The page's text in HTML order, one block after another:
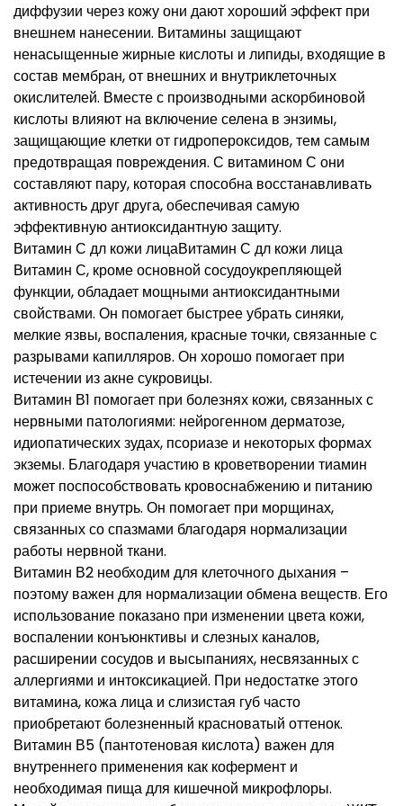
диффузии через кожу они дают хороший эффект при
внешнем нанесении. Витамины защищают
ненасыщенные жирные кислоты и липиды, входящие в
состав мембран, от внешних и внутриклеточных
окислителей. Вместе с производными аскорбиновой
кислоты влияют на включение селена в энзимы,
защищающие клетки от гидропероксидов, тем самым
предотвращая повреждения. С витамином С они
составляют пару, которая способна восстанавливать
активность друг друга, обеспечивая самую
эффективную антиоксидантную защиту.
Витамин С дл кожи лицаВитамин С дл кожи лица
Витамин С, кроме основной сосудоукрепляющей
функции, обладает мощными антиоксидантными
свойствами. Он помогает быстрее убрать синяки,
мелкие язвы, воспаления, красные точки, связанные с
разрывами капилляров. Он хорошо помогает при
истечении из акне сукровицы.
Витамин В1 помогает при болезнях кожи, связанных с
нервными патологиями: нейрогенном дерматозе,
идиопатических зудах, псориазе и некоторых формах
экземы. Благодаря участию в кроветворении тиамин
может поспособствовать кровоснабжению и питанию
при приеме внутрь. Он помогает при морщинах,
связанных со спазмами благодаря нормализации
работы нервной ткани.
Витамин В2 необходим для клеточного дыхания –
поэтому важен для нормализации обмена веществ. Его
использование показано при изменении цвета кожи,
воспалении конъюнктивы и слезных каналов,
расширении сосудов и высыпаниях, несвязанных с
аллергиями и интоксикацией. При недостатке этого
витамина, кожа лица и слизистая губ часто
приобретают болезненный красноватый оттенок.
Витамин В5 (пантотеновая кислота) важен для
внутреннего применения как кофермент и
необходимая пища для кишечной микрофлоры.